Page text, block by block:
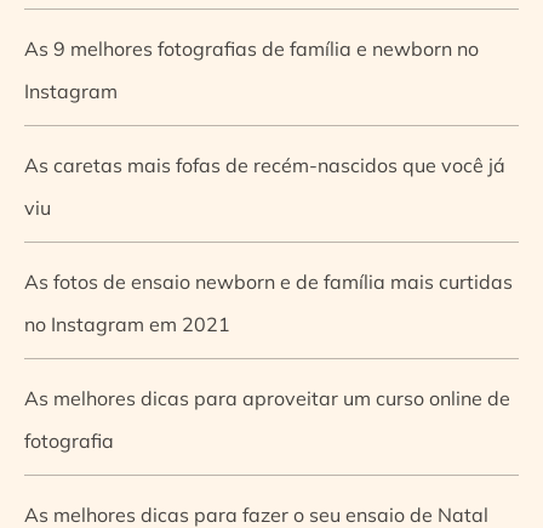
As 9 melhores fotografias de família e newborn no
Instagram
As caretas mais fofas de recém-nascidos que você já
viu
As fotos de ensaio newborn e de família mais curtidas
no Instagram em 2021
As melhores dicas para aproveitar um curso online de
fotografia
As melhores dicas para fazer o seu ensaio de Natal